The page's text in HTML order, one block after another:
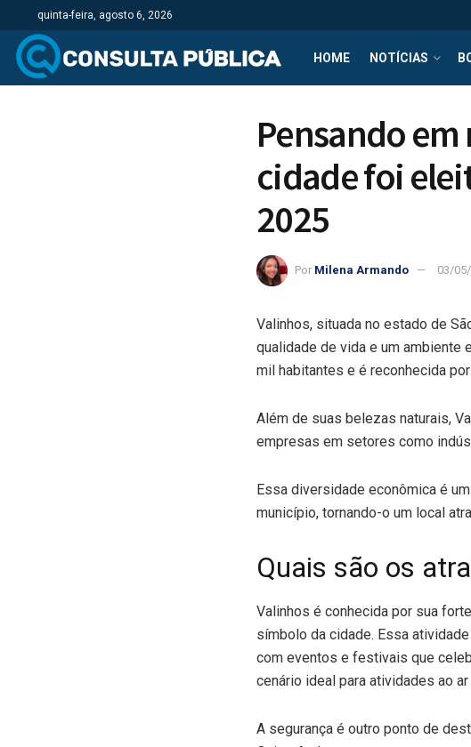
quinta-feira, agosto 6, 2026
HOME NOTÍCIAS
Pensando em
cidade foi
2025
Por Milena Armando 03/
Valinhos, situada no estado de
qualidade de vida e um ambiente
mil habitantes e é reconhecida
Além de suas belezas naturais,
empresas em setores como
Essa diversidade econômica é
município, tornando-o um local
Quais são os
Valinhos é conhecida por sua
símbolo da cidade. Essa
com eventos e festivais que
cenário ideal para atividades ao ar
A segurança é outro ponto de